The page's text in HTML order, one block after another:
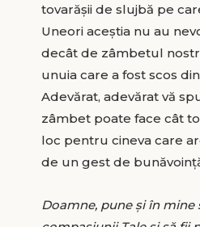
tovarășii de slujbă pe
Uneori aceștia nu au
decât de zâmbetul
unuia care a fost scos
Adevărat, adevărat vă
zâmbet poate face cât
loc pentru cineva care
de un gest de
Doamne, pune și în mine